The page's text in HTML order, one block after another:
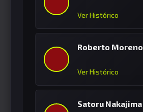
Ver Histórico
Roberto Moreno
Ver Histórico
Satoru Nakajima